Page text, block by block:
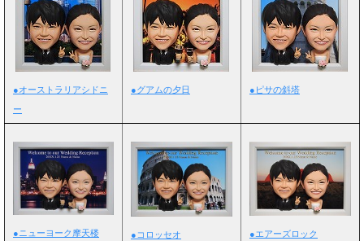
●オーストラリアシドニ
ー
●グアムの夕日 ●ピサの斜塔
●ニューヨーク摩天楼 ●コロッセオ ●エアーズロック